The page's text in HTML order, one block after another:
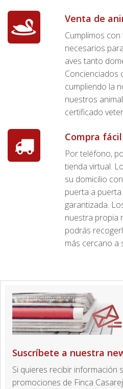
Venta de
Cumplimos
necesarios
aves tanto
Concienciados
cumpliendo la
nuestros
certificado
Compra fácil
Por teléfono,
tienda virtual.
su domicilio
puerta a
garantizada.
nuestra propia
podrás
más cercano a
Suscríbete a nuestra
Si quieres recibir información
promociones de Finca